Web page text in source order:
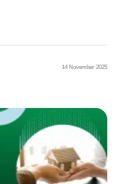
14 November 2025